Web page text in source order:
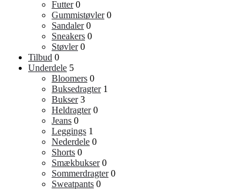
Futter 0
Gummistøvler 0
Sandaler 0
Sneakers 0
Støvler 0
Tilbud 0
Underdele 5
Bloomers 0
Buksedragter 1
Bukser 3
Heldragter 0
Jeans 0
Leggings 1
Nederdele 0
Shorts 0
Smækbukser 0
Sommerdragter 0
Sweatpants 0